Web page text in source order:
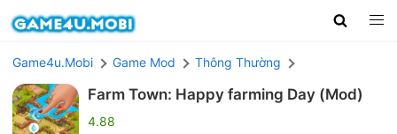
Game4u.Mobi Game Mod Thông Thường
Farm Town: Happy farming Day (Mod)
4.88